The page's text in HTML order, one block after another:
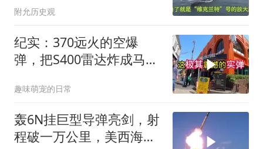
附允历史观
纪实：370远火的空爆
弹，把S400雷达炸成马蜂
了
趣味萌宠的日常
轰6N挂巨型导弹亮剑，射
程破一万公里，美西海岸